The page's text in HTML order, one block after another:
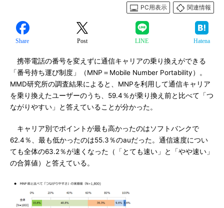
PC用表示
関連情報
Share Post LINE Hatena
携帯電話の番号を変えずに通信キャリアの乗り換えができる
「番号持ち運び制度」（MNP＝Mobile Number Portability）。
MMD研究所の調査結果によると、MNPを利用して通信キャリア
を乗り換えたユーザーのうち、59.4％が乗り換え前と比べて「つ
ながりやすい」と答えていることが分かった。
キャリア別でポイントが最も高かったのはソフトバンクで
62.4％、最も低かったのは55.3％のauだった。通信速度につい
ても全体の63.2％が速くなった（「とても速い」と「やや速い」
の合算値）と答えている。